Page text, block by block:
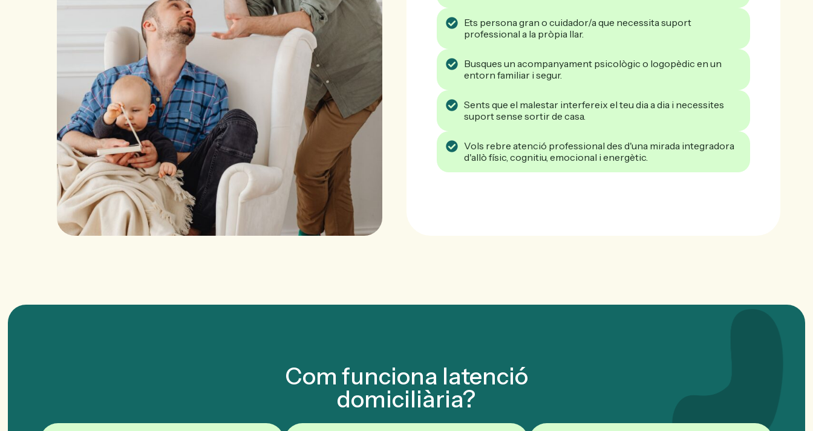
Ets persona gran o cuidador/a que necessita suport
professional a la pròpia llar.
Busques un acompanyament psicològic o logopèdic en un
entorn familiar i segur.
Sents que el malestar interfereix el teu dia a dia i necessites
suport sense sortir de casa.
Vols rebre atenció professional des d'una mirada integradora
d'allò físic, cognitiu, emocional i energètic.
Com funciona latenció
domiciliària?